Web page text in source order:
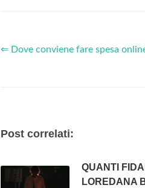
⇐ Dove conviene fare spesa
Post correlati:
QUANTI
LOREDANA